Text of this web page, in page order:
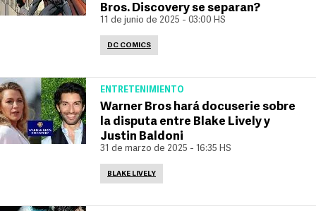
Bros. Discovery se separan?
11 de junio de 2025 - 03:00 HS
DC COMICS
ENTRETENIMIENTO
Warner Bros hará docuserie sobre
la disputa entre Blake Lively y
Justin Baldoni
31 de marzo de 2025 - 16:35 HS
BLAKE LIVELY